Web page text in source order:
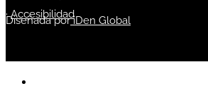
·Accesibilidad
Diseñada poriDen Global